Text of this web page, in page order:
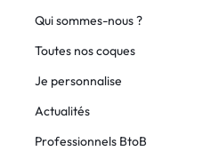
Qui sommes-nous ?
Toutes nos coques
Je personnalise
Actualités
Professionnels BtoB